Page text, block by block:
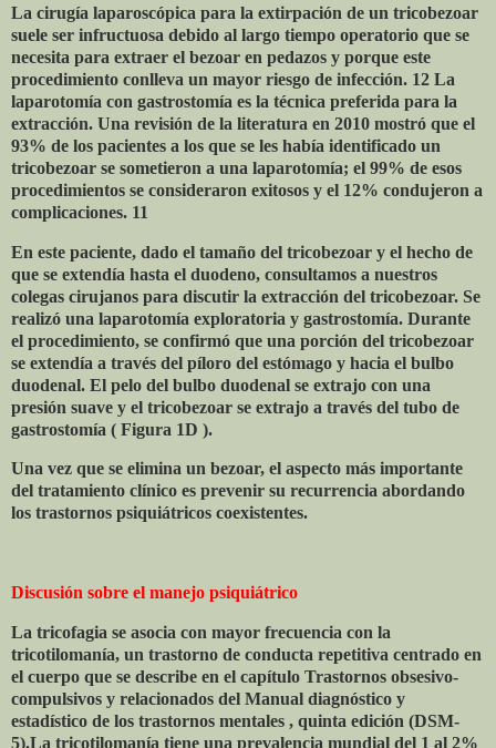
La cirugía laparoscópica para la extirpación de un tricobezoar
suele ser infructuosa debido al largo tiempo operatorio que se
necesita para extraer el bezoar en pedazos y porque este
procedimiento conlleva un mayor riesgo de infección. 12 La
laparotomía con gastrostomía es la técnica preferida para la
extracción. Una revisión de la literatura en 2010 mostró que el
93% de los pacientes a los que se les había identificado un
tricobezoar se sometieron a una laparotomía; el 99% de esos
procedimientos se consideraron exitosos y el 12% condujeron a
complicaciones. 11
En este paciente, dado el tamaño del tricobezoar y el hecho de
que se extendía hasta el duodeno, consultamos a nuestros
colegas cirujanos para discutir la extracción del tricobezoar. Se
realizó una laparotomía exploratoria y gastrostomía. Durante
el procedimiento, se confirmó que una porción del tricobezoar
se extendía a través del píloro del estómago y hacia el bulbo
duodenal. El pelo del bulbo duodenal se extrajo con una
presión suave y el tricobezoar se extrajo a través del tubo de
gastrostomía ( Figura 1D ).
Una vez que se elimina un bezoar, el aspecto más importante
del tratamiento clínico es prevenir su recurrencia abordando
los trastornos psiquiátricos coexistentes.
Discusión sobre el manejo psiquiátrico
La tricofagia se asocia con mayor frecuencia con la
tricotilomanía, un trastorno de conducta repetitiva centrado en
el cuerpo que se describe en el capítulo Trastornos obsesivo-
compulsivos y relacionados del Manual diagnóstico y
estadístico de los trastornos mentales , quinta edición (DSM-
5).La tricotilomanía tiene una prevalencia mundial del 1 al 2%